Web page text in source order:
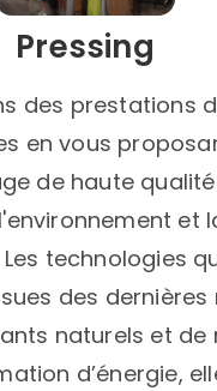
Pressing
des prestations
en vous
de haute
et
technologies
des dernières
naturels et de
d’énergie,